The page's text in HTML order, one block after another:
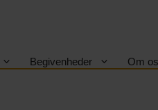
Begivenheder Om os